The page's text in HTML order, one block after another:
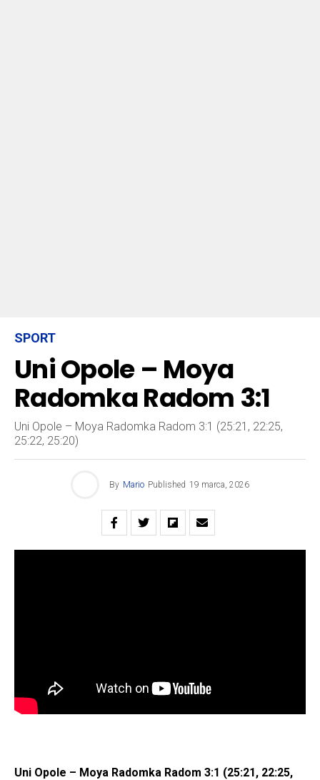
SPORT
Uni Opole – Moya
Radomka Radom 3:1
Uni Opole – Moya Radomka Radom 3:1 (25:21, 22:25,
25:22, 25:20)
By Mario Published 19 marca, 2026
Uni Opole – Moya Radomka Radom 3:1 (25:21, 22:25,